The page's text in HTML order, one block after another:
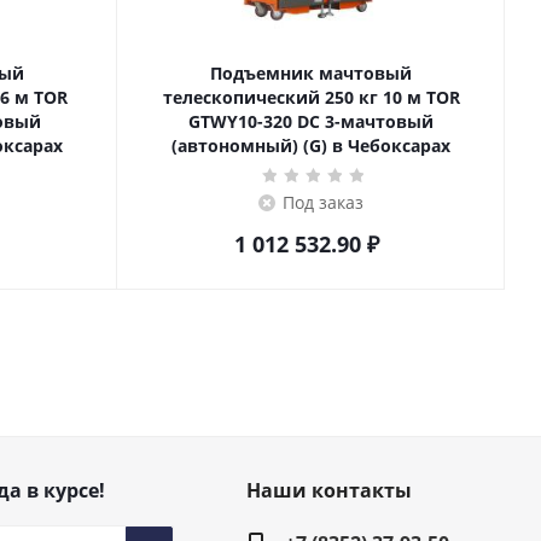
Подъемник мачтовый
телескопический 250 кг 10 м TOR
GTWY10-320 DC 3-мачтовый
(автономный) (G) в Чебоксарах
Под заказ
1 012 532.90 ₽
в курсе!
Наши контакты